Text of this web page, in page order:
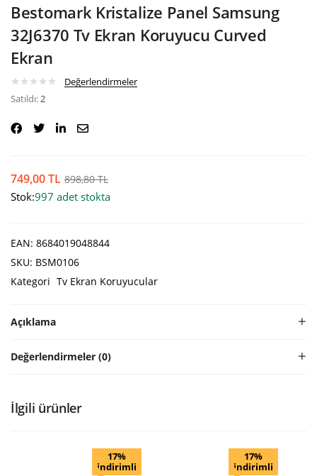
Bestomark Kristalize Panel Samsung
32J6370 Tv Ekran Koruyucu Curved
Ekran
Değerlendirmeler
Satıldı: 2
749,00TL 898,80TL
Stok:997 adet stokta
EAN: 8684019048844
SKU: BSM0106
Kategori Tv Ekran Koruyucular
Açıklama
Değerlendirmeler (0)
İlgili ürünler
17%
indirimli
17%
indirimli